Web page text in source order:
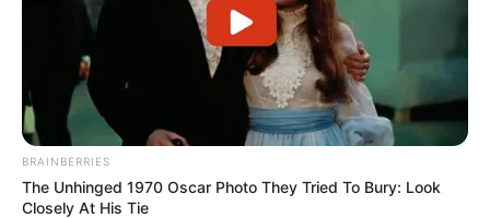
BRAINBERRIES
The Unhinged 1970 Oscar Photo They Tried To Bury: Look
Closely At His Tie